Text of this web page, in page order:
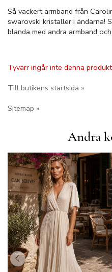
Så vackert armband från
swarovski kristaller i ändarna!
blanda med andra armband
Tyvärr ingår inte denna
Till butikens startsida »
Sitemap »
Andra